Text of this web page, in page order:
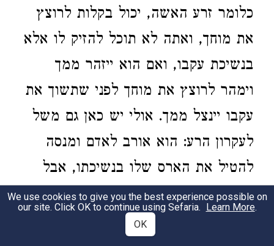
כלומר זרע האשה, יכול בקלות לרוצץ
את מוחך, ואתה לא תוכל להזיק לו אלא
בנשיכת עקבו, ואם הוא ייזהר ממך
וימהר לרוצץ את מוחך לפני שתשוך את
עקבו יינצל ממך. אולי יש כאן גם משל
לעקרון הרע: הוא אורב לאדם ומנסה
להטיל את הארס שלו בנשיכתו, אבל
אם האדם ייזהר ממנו וימהר לרוצץ את
גלגלתו יינצל ממנו, כפי מה שנאמר לקין
We use cookies to give you the best experience possible on
our site. Click OK to continue using Sefaria. Learn More.
OK